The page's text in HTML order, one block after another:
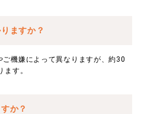
ますか？
機嫌によって異なりますが、約30
す。
か？